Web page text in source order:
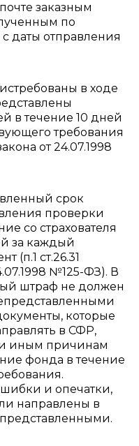
заказным
по
даты отправления
в ходе
в течение 10 дней
требования
от 24.07.1998
срок
проверки
со страхователя
за каждый
(п.1 ст.26.31
№125-ФЗ). В
штраф не должен
которые
в СФР,
иным причинам
фонда в течение
и опечатки,
направлены в